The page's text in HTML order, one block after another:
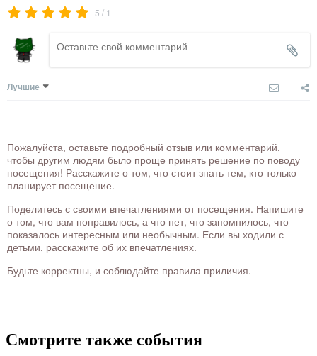
5 / 1
Лучшие
Пожалуйста, оставьте подробный отзыв или комментарий,
чтобы другим людям было проще принять решение по поводу
посещения! Расскажите о том, что стоит знать тем, кто только
планирует посещение.
Поделитесь с своими впечатлениями от посещения. Напишите
о том, что вам понравилось, а что нет, что запомнилось, что
показалось интересным или необычным. Если вы ходили с
детьми, расскажите об их впечатлениях.
Будьте корректны, и соблюдайте правила приличия.
Смотрите также события